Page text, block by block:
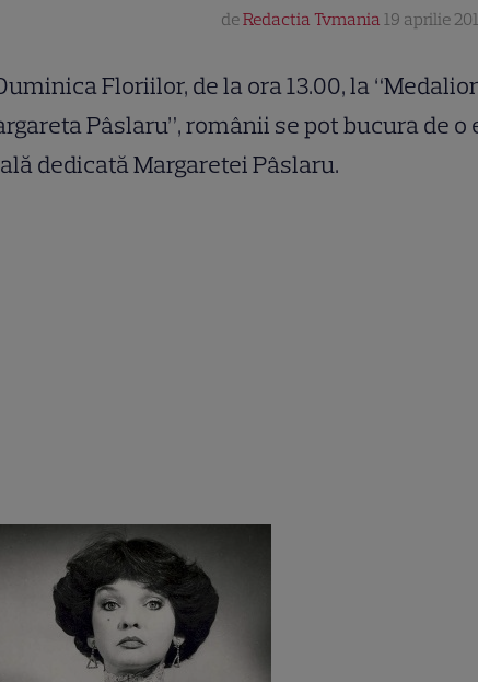
deRedactia Tvmania 19 aprilie
Floriilor, de la ora 13.00, la
Pâslaru”, românii se pot bucura de o
dedicată Margaretei Pâslaru.